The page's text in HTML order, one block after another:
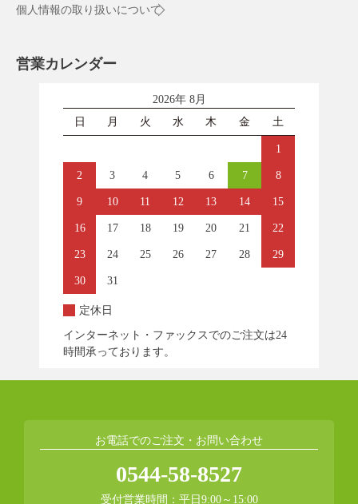
個人情報の取り扱いについて
営業カレンダー
2026年 8月
日
月 火 水 木 金 土
1
2 3 4 5 6 7 8
9 10 11 12 13 14 15
16 17 18 19 20 21 22
23 24 25 26 27 28 29
30 31
定休日
インターネット・ファックスでのご注文は24
時間承っております。
お電話でのご注文・お問い合わせ
0544-58-8527
受付営業時間：平日9:00～15:00